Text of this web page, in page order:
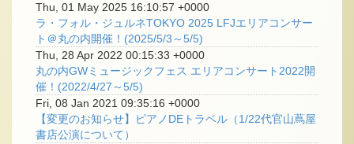
Thu, 01 May 2025 16:10:57 +0000
ラ・フォル・ジュルネTOKYO 2025 LFJエリアコンサー
ト＠丸の内開催！(2025/5/3～5/5)
Thu, 28 Apr 2022 00:15:33 +0000
丸の内GWミュージックフェス エリアコンサート2022開
催！(2022/4/27～5/5)
Fri, 08 Jan 2021 09:35:16 +0000
【変更のお知らせ】ピアノDEトラベル（1/22代官山蔦屋
書店公演について）